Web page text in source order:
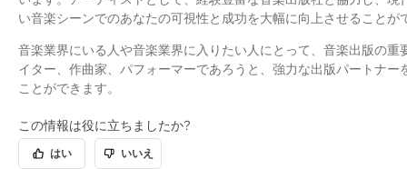
い音楽シーンでのあなたの可視性と成功を大幅に向上させることが
音楽業界にいる人や音楽業界に入りたい人にとって、音楽出版の
イター、作曲家、パフォーマーであろうと、強力な出版パートナ
ことができます。
この情報は役に立ちましたか?
はい いいえ